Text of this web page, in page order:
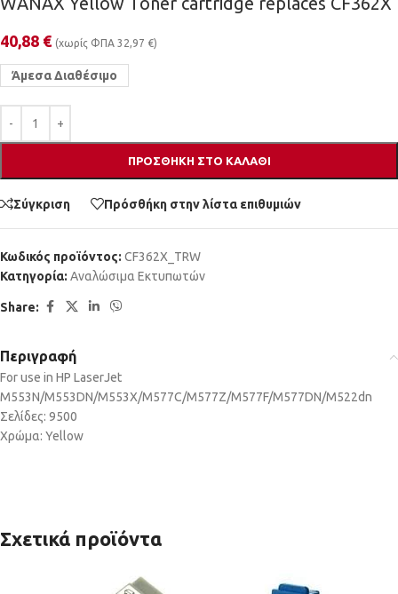
40,88 € (χωρίς ΦΠΑ 32,97 €)
Άμεσα Διαθέσιμο
ΠΡΟΣΘΉΚΗ ΣΤΟ ΚΑΛΆΘΙ
Σύγκριση Πρόσθήκη στην λίστα επιθυμιών
Κωδικός προϊόντος: CF362X_TRW
Κατηγορία: Αναλώσιμα Εκτυπωτών
Share:
Περιγραφή
For use in HP LaserJet
M553N/M553DN/M553X/M577C/M577Z/M577F/M577DN/M522dn
Σελίδες: 9500
Χρώμα: Yellow
Σχετικά προϊόντα